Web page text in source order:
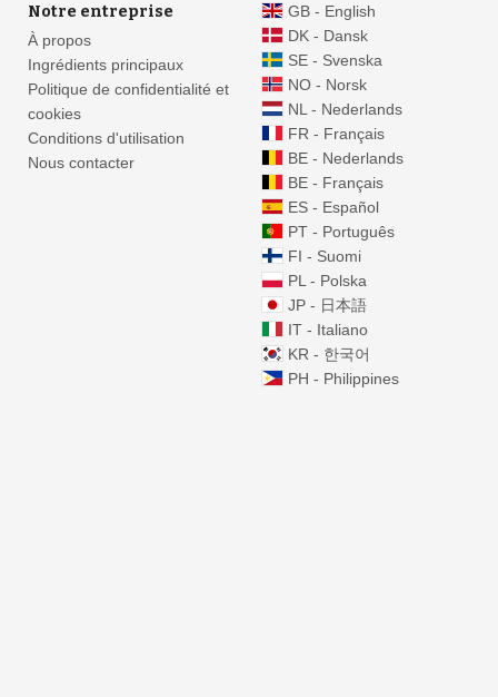
Notre entreprise
À propos
Ingrédients principaux
Politique de confidentialité et
cookies
Conditions d'utilisation
Nous contacter
GB - English
DK - Dansk
SE - Svenska
NO - Norsk
NL - Nederlands
FR - Français
BE - Nederlands
BE - Français
ES - Español
PT - Português
FI - Suomi
PL - Polska
JP - 日本語
IT - Italiano
KR - 한국어
PH - Philippines